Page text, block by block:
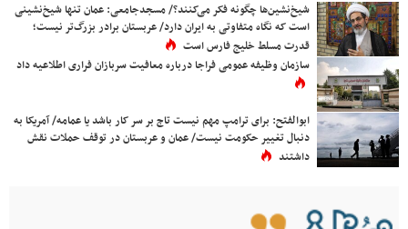
شیخ‌نشین‌ها چگونه فکر می‌کنند؟/ مسجدجامعی: عمان تنها شیخ‌نشینی
است که نگاه متفاوتی به ایران دارد/ عربستان برادر بزرگ‌تر نیست؛
قدرت مسلط خلیج فارس است
سازمان وظیفه عمومی فراجا درباره معافیت سربازان فراری اطلاعیه داد
ابوالفتح: برای ترامپ مهم نیست تاج بر سر کار باشد یا عمامه/ آمریکا به
دنبال تغییر حکومت نیست/ عمان و عربستان در توقف حملات نقش
داشتند